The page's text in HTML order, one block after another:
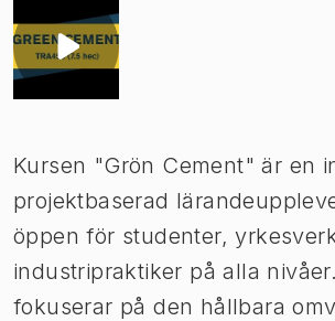
Kursen "Grön Cement" är en
projektbaserad
öppen för studenter,
industripraktiker på alla
fokuserar på den hållbara